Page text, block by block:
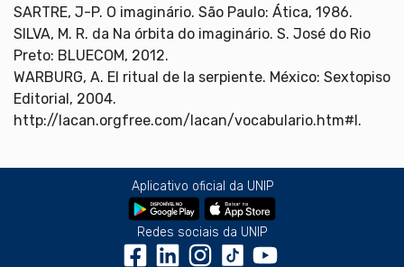
SARTRE, J-P. O imaginário. São Paulo: Ática, 1986.
SILVA, M. R. da Na órbita do imaginário. S. José do Rio
Preto: BLUECOM, 2012.
WARBURG, A. El ritual de la serpiente. México: Sextopiso
Editorial, 2004.
http://lacan.orgfree.com/lacan/vocabulario.htm#I.
Aplicativo oficial da UNIP
Redes sociais da UNIP